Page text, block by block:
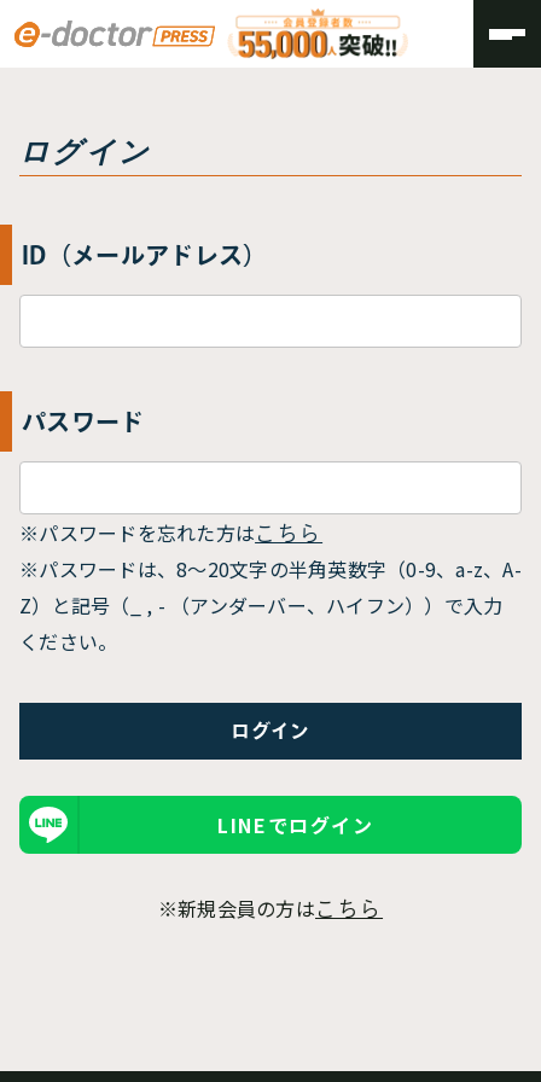
トップ
ログイン
ID（メールアドレス）
パスワード
※パスワードを忘れた方は こちら
※パスワードは、8〜20文字の半角英数字（0-9、a-z、A-
Z）と記号（_ , - （アンダーバー、ハイフン））で入力
ください。
LINEでログイン
※新規会員の方は こちら